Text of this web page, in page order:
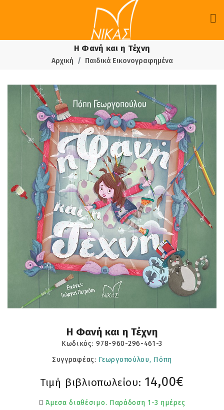
Η Φανή και η Τέχνη
Αρχική Παιδικά Εικονογραφημένα
Η Φανή και η Τέχνη
Κωδικός:978-960-296-461-3
Συγγραφέας: Γεωργοπούλου, Πόπη
Τιμή βιβλιοπωλείου: 14,00€
Άμεσα διαθέσιμο. Παράδοση 1-3 ημέρες